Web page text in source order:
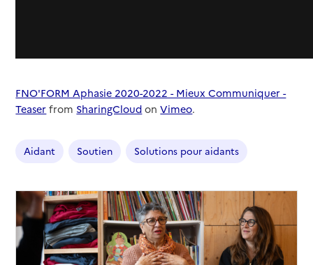
FNO'FORM Aphasie 2020-2022 - Mieux Communiquer -
Teaser from SharingCloud onVimeo.
Aidant Soutien Solutions pour aidants